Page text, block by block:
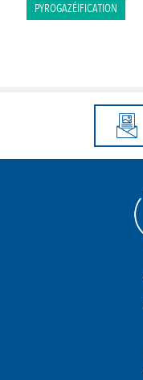
PYROGAZÉIFICATION